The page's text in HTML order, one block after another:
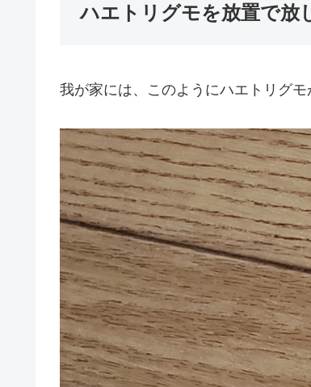
ハエトリグモを放置で放
我が家には、このようにハエトリグモ